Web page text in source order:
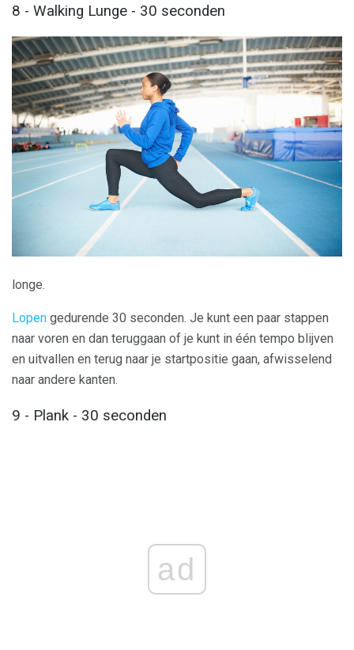
8 - Walking Lunge - 30 seconden
longe.
Lopen gedurende 30 seconden. Je kunt een paar stappen
naar voren en dan teruggaan of je kunt in één tempo blijven
en uitvallen en terug naar je startpositie gaan, afwisselend
naar andere kanten.
9 - Plank - 30 seconden
ad